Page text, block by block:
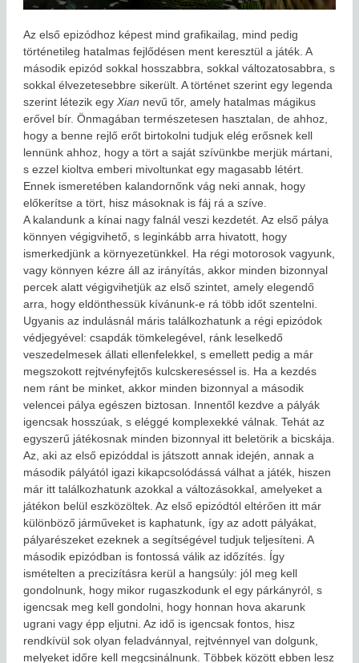
Az első epizódhoz képest mind grafikailag, mind pedig
történetileg hatalmas fejlődésen ment keresztül a játék. A
második epizód sokkal hosszabbra, sokkal változatosabbra, s
sokkal élvezetesebbre sikerült. A történet szerint egy legenda
szerint létezik egy Xian nevű tőr, amely hatalmas mágikus
erővel bír. Önmagában természetesen hasztalan, de ahhoz,
hogy a benne rejlő erőt birtokolni tudjuk elég erősnek kell
lennünk ahhoz, hogy a tört a saját szívünkbe merjük mártani,
s ezzel kioltva emberi mivoltunkat egy magasabb létért.
Ennek ismeretében kalandornőnk vág neki annak, hogy
előkerítse a tört, hisz másoknak is fáj rá a szíve.
A kalandunk a kínai nagy falnál veszi kezdetét. Az első pálya
könnyen végigvihető, s leginkább arra hivatott, hogy
ismerkedjünk a környezetünkkel. Ha régi motorosok vagyunk,
vagy könnyen kézre áll az irányítás, akkor minden bizonnyal
percek alatt végigvihetjük az első szintet, amely elegendő
arra, hogy eldönthessük kívánunk-e rá több időt szentelni.
Ugyanis az indulásnál máris találkozhatunk a régi epizódok
védjegyével: csapdák tömkelegével, ránk leselkedő
veszedelmesek állati ellenfelekkel, s emellett pedig a már
megszokott rejtvényfejtős kulcskereséssel is. Ha a kezdés
nem ránt be minket, akkor minden bizonnyal a második
velencei pálya egészen biztosan. Innentől kezdve a pályák
igencsak hosszúak, s eléggé komplexekké válnak. Tehát az
egyszerű játékosnak minden bizonnyal itt beletörik a bicskája.
Az, aki az első epizóddal is játszott annak idején, annak a
második pályától igazi kikapcsolódássá válhat a játék, hiszen
már itt találkozhatunk azokkal a változásokkal, amelyeket a
játékon belül eszközöltek. Az első epizódtól eltérően itt már
különböző járműveket is kaphatunk, így az adott pályákat,
pályarészeket ezeknek a segítségével tudjuk teljesíteni. A
második epizódban is fontossá válik az időzítés. Így
ismételten a precizításra kerül a hangsúly: jól meg kell
gondolnunk, hogy mikor rugaszkodunk el egy párkányról, s
igencsak meg kell gondolni, hogy honnan hova akarunk
ugrani vagy épp eljutni. Az idő is igencsak fontos, hisz
rendkívül sok olyan feladvánnyal, rejtvénnyel van dolgunk,
melyeket időre kell megcsinálnunk. Többek között ebben lesz